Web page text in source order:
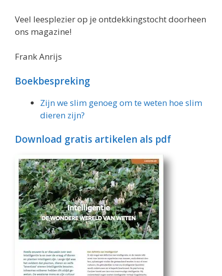
Veel leesplezier op je ontdekkingstocht doorheen
ons magazine!
Frank Anrijs
Boekbespreking
Zijn we slim genoeg om te weten hoe slim
dieren zijn?
Download gratis artikelen als pdf